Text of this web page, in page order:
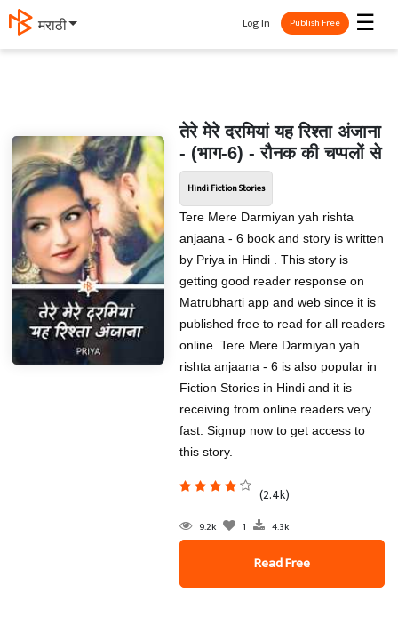
मराठी ☰
Log In Publish Free
तेरे मेरे दरमियां यह रिश्ता अंजाना
- (भाग-6) - रौनक की चप्पलों से
Hindi Fiction Stories
Tere Mere Darmiyan yah rishta
anjaana - 6 book and story is written
by Priya in Hindi . This story is
getting good reader response on
Matrubharti app and web since it is
published free to read for all readers
online. Tere Mere Darmiyan yah
rishta anjaana - 6 is also popular in
Fiction Stories in Hindi and it is
receiving from online readers very
fast. Signup now to get access to
this story.
(2.4k)
9.2k 1 4.3k
Read Free